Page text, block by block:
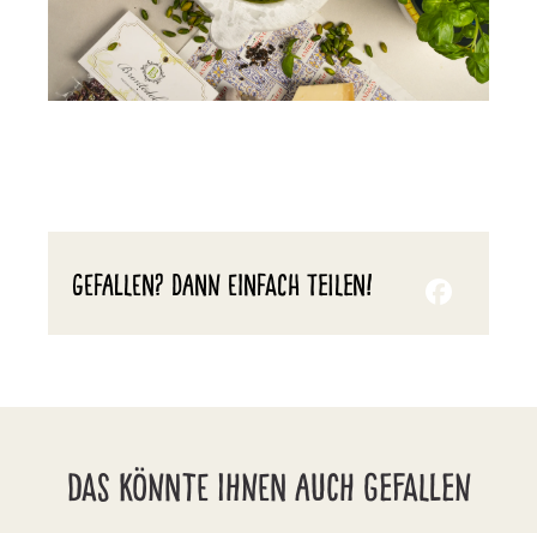
GEFALLEN? DANN EINFACH TEILEN!
DAS KÖNNTE IHNEN AUCH GEFALLEN